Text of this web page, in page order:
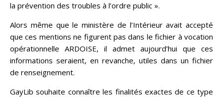
la prévention des troubles à l’ordre public ».
Alors même que le ministère de l’Intérieur avait accepté
que ces mentions ne figurent pas dans le fichier à vocation
opérationnelle ARDOISE, il admet aujourd’hui que ces
informations seraient, en revanche, utiles dans un fichier
de renseignement.
GayLib souhaite connaître les finalités exactes de ce type